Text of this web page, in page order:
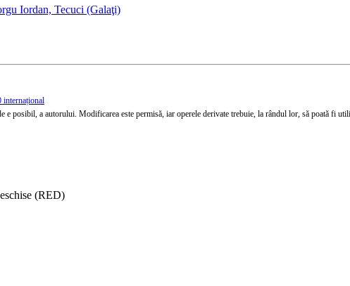
Iordan, Tecuci (Galaţi)
posibil, a autorului. Modificarea este permisă, iar operele derivate trebuie, la rândul lor, să poată fi
(RED)